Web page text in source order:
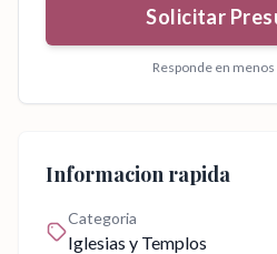
Solicitar
Responde en
Informacion rapida
Categoria
Iglesias y Templos